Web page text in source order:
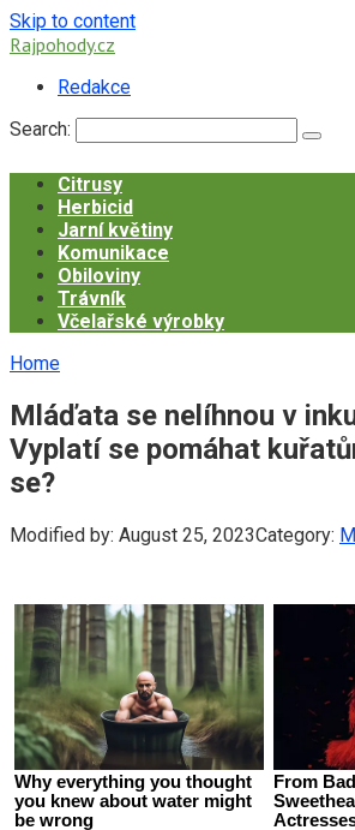
Skip to content
Rajpohody.cz
Redakce
Search:
Citrusy
Herbicid
Jarní květiny
Komunikace
Obiloviny
Trávník
Včelařské výrobky
Home
Mláďata se nelíhnou v
Vyplatí se pomáhat
se?
Modified by: August 25, 2023Category: